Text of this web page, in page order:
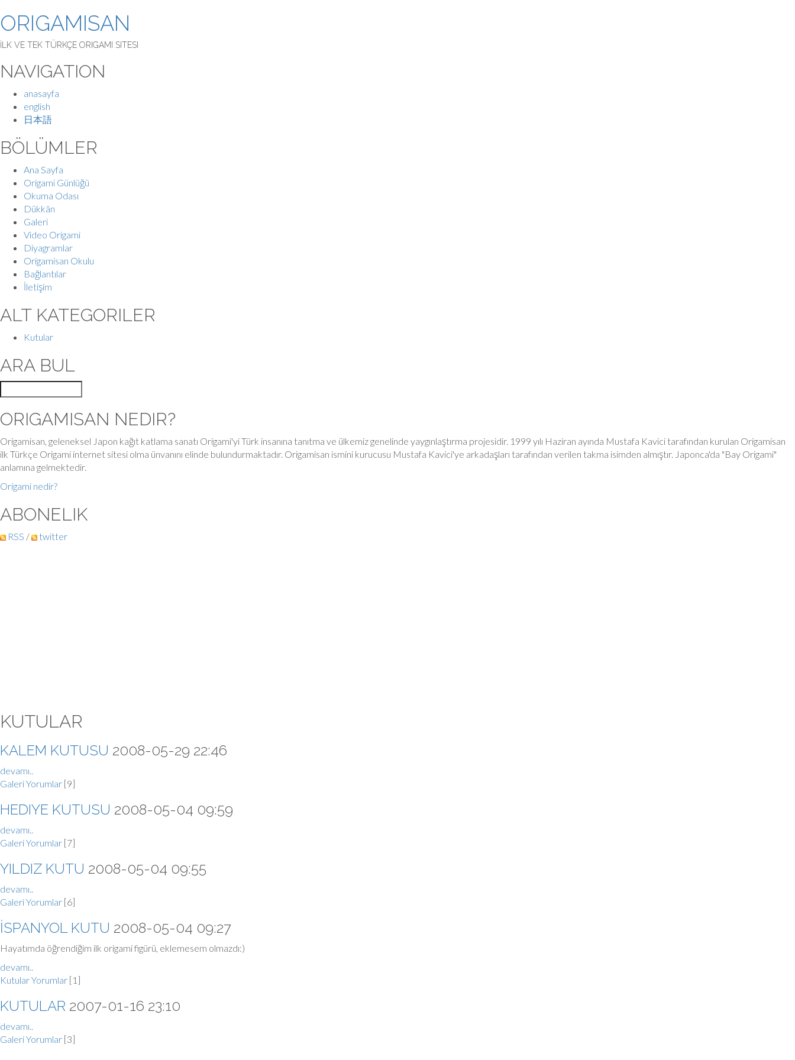
ORIGAMISAN
İLK VE TEK TÜRKÇE ORIGAMI SITESI
NAVIGATION
anasayfa
english
日本語
BÖLÜMLER
Ana Sayfa
Origami Günlüğü
Okuma Odası
Dükkân
Galeri
Video Origami
Diyagramlar
Origamisan Okulu
Bağlantılar
İletişim
ALT KATEGORILER
Kutular
ARA BUL
ORIGAMISAN NEDIR?
Origamisan, geleneksel Japon kağıt katlama sanatı Origami'yi Türk insanına tanıtma ve ülkemiz genelinde yaygınlaştırma projesidir. 1999 yılı Haziran ayında Mustafa Kavici tarafından kurulan Origamisan
ilk Türkçe Origami internet sitesi olma ünvanını elinde bulundurmaktadır. Origamisan ismini kurucusu Mustafa Kavici'ye arkadaşları tarafından verilen takma isimden almıştır. Japonca'da "Bay Origami"
anlamına gelmektedir.
Origami nedir?
ABONELIK
RSS / twitter
KUTULAR
KALEM KUTUSU 2008-05-29 22:46
devamı..
GaleriYorumlar [9]
HEDIYE KUTUSU 2008-05-04 09:59
devamı..
GaleriYorumlar [7]
YILDIZ KUTU 2008-05-04 09:55
devamı..
GaleriYorumlar [6]
İSPANYOL KUTU 2008-05-04 09:27
Hayatımda öğrendiğim ilk origami figürü, eklemesem olmazdı:)
devamı..
KutularYorumlar [1]
KUTULAR 2007-01-16 23:10
devamı..
GaleriYorumlar [3]